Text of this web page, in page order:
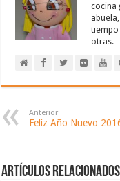
cocina
tiempo
otras.
Anterior
Feliz Año Nuevo
Artículos relacionados